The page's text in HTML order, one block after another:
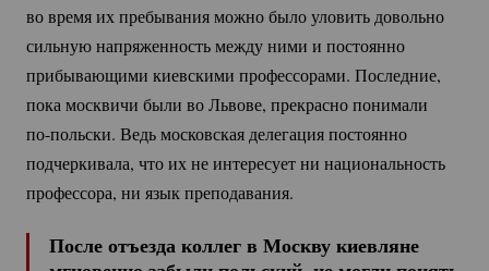
во время их пребывания можно было уловить довольно
сильную напряженность между ними и постоянно
прибывающими киевскими профессорами. Последние,
пока москвичи были во Львове, прекрасно понимали
по-польски. Ведь московская делегация постоянно
подчеркивала, что их не интересует ни национальность
профессора, ни язык преподавания.
После отъезда коллег в Москву киевляне